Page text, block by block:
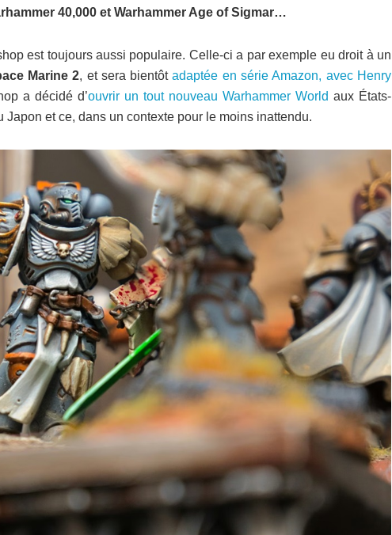
40,000 et Warhammer Age of Sigmar…
est toujours aussi populaire. Celle-ci a par exemple eu droit à un
Marine 2, et sera bientôtadaptée en série Amazon, avec Henry
a décidé d’ouvrir un tout nouveau Warhammer World aux États-
et ce, dans un contexte pour le moins inattendu.